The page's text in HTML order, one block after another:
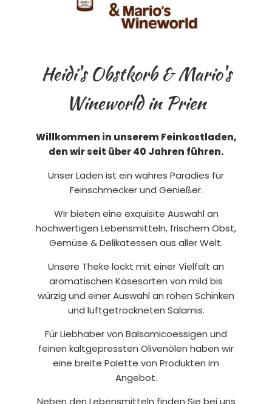
Heidi's Obstkorb & Mario's
Wineworld in Prien
Willkommen in unserem Feinkostladen,
den wir seit über 40 Jahren führen.
Unser Laden ist ein wahres Paradies für
Feinschmecker und Genießer.
Wir bieten eine exquisite Auswahl an
hochwertigen Lebensmitteln, frischem Obst,
Gemüse &Delikatessen aus aller Welt.
Unsere Theke lockt mit einer Vielfalt an
aromatischen Käsesorten von mild bis
würzig und einerAuswahl an rohen Schinken
und luftgetrockneten Salamis.
Für Liebhaber von Balsamicoessigen und
feinen kaltgepressten Olivenölen haben wir
eine breite Palette von Produkten im
Angebot.
Neben den Lebensmitteln finden Sie bei uns